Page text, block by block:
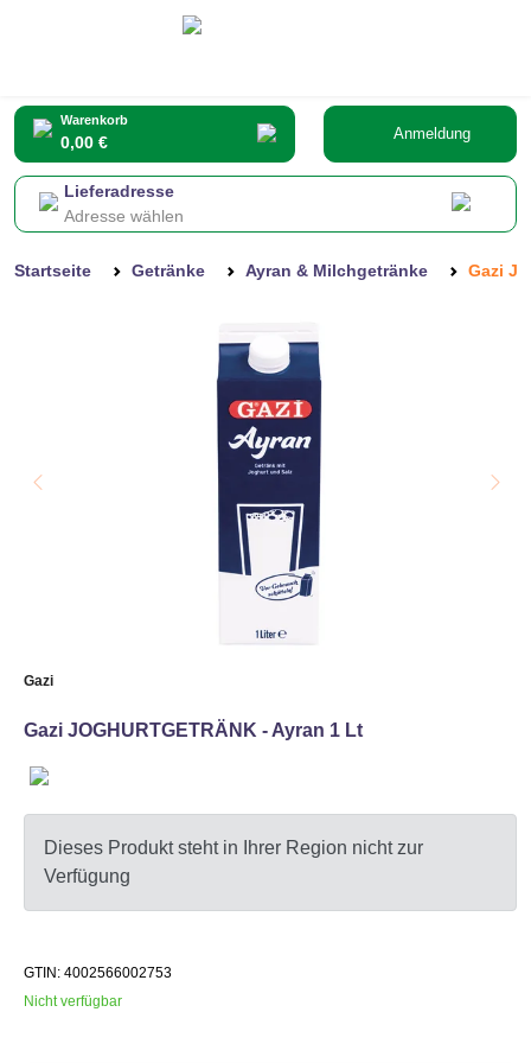
Warenkorb
0,00 € Anmeldung
Lieferadresse
Adresse wählen
Startseite Getränke Ayran & Milchgetränke Gazi
Gazi
Gazi JOGHURTGETRÄNK - Ayran 1 Lt
Dieses Produkt steht in Ihrer Region nicht zur
Verfügung
GTIN: 4002566002753
Nicht verfügbar